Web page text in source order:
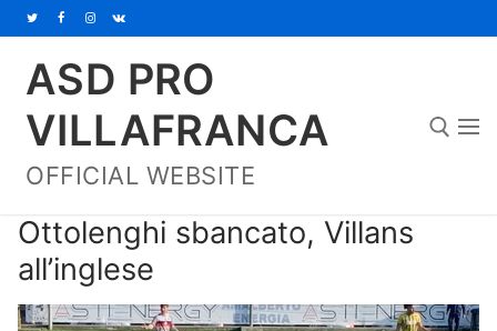
al
contenuto
ASD PRO
VILLAFRANCA
OFFICIAL WEBSITE
Ottolenghi sbancato, Villans
all’inglese